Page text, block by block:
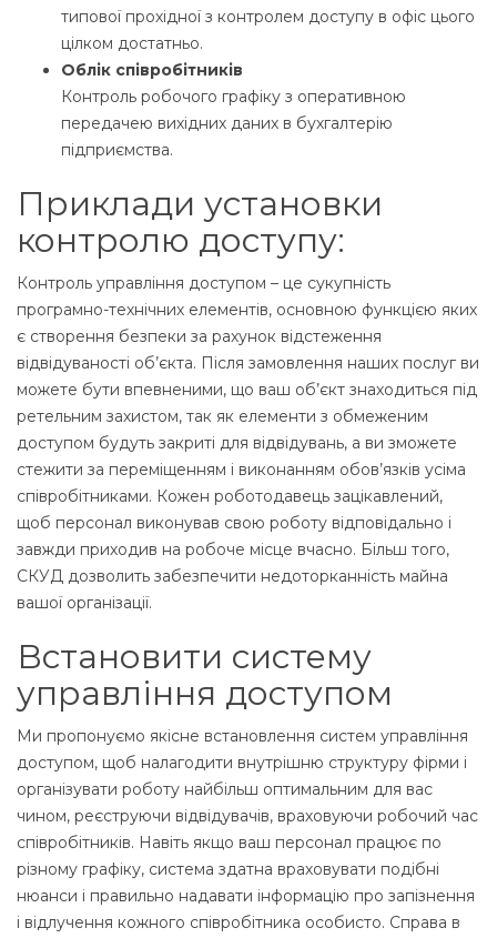
типової прохідної з контролем доступу в офіс цього
цілком достатньо.
Облік співробітників
Контроль робочого графіку з оперативною
передачею вихідних даних в бухгалтерію
підприємства.
Приклади установки
контролю доступу:
Контроль управління доступом – це сукупність
програмно-технічних елементів, основною функцією яких
є створення безпеки за рахунок відстеження
відвідуваності об’єкта. Після замовлення наших послуг ви
можете бути впевненими, що ваш об’єкт знаходиться під
ретельним захистом, так як елементи з обмеженим
доступом будуть закриті для відвідувань, а ви зможете
стежити за переміщенням і виконанням обов’язків усіма
співробітниками. Кожен роботодавець зацікавлений,
щоб персонал виконував свою роботу відповідально і
завжди приходив на робоче місце вчасно. Більш того,
СКУД дозволить забезпечити недоторканність майна
вашої організації.
Встановити систему
управління доступом
Ми пропонуємо якісне встановлення систем управління
доступом, щоб налагодити внутрішню структуру фірми і
організувати роботу найбільш оптимальним для вас
чином, реєструючи відвідувачів, враховуючи робочий час
співробітників. Навіть якщо ваш персонал працює по
різному графіку, система здатна враховувати подібні
нюанси і правильно надавати інформацію про запізнення
і відлучення кожного співробітника особисто. Справа в